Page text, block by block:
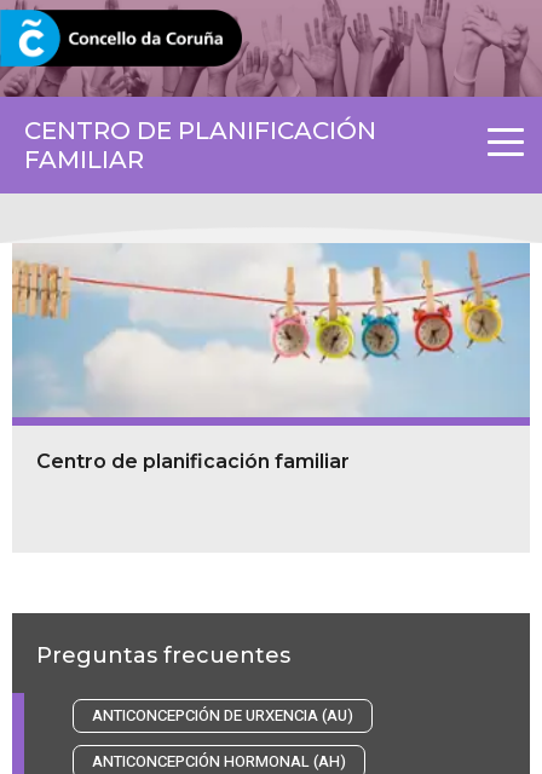
CENTRO DE PLANIFICACIÓN
FAMILIAR
CORUNA.GAL
Centro de planificación familiar
Preguntas frecuentes
ANTICONCEPCIÓN DE URXENCIA (AU)
ANTICONCEPCIÓN HORMONAL (AH)